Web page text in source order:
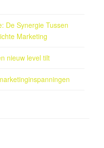
De Synergie Tussen
Marketing
nieuw level tilt